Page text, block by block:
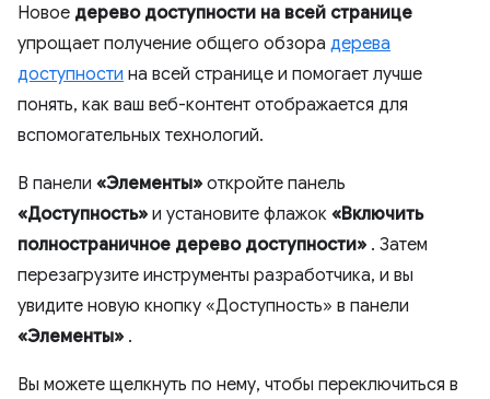
Новое дерево доступности на всей странице
упрощает получение общего обзора дерева
доступности на всей странице и помогает лучше
понять, как ваш веб-контент отображается для
вспомогательных технологий.
В панели «Элементы» откройте панель
«Доступность» и установите флажок «Включить
полностраничное дерево доступности» . Затем
перезагрузите инструменты разработчика, и вы
увидите новую кнопку «Доступность» в панели
«Элементы» .
Вы можете щелкнуть по нему, чтобы переключиться в